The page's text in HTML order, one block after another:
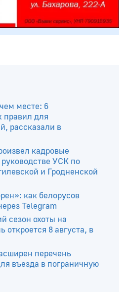
месте: 6
правил для
рассказали в
кадровые
УСК по
и Гродненской
как белорусов
Telegram
сезон охоты на
откроется 8 августа, в
перечень
въезда в пограничную